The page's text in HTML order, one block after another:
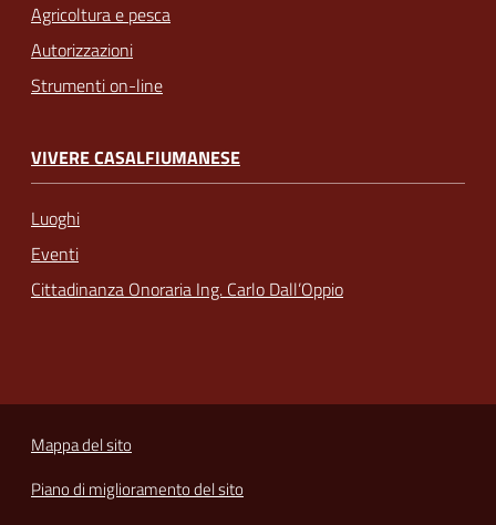
Agricoltura e pesca
Autorizzazioni
Strumenti on-line
VIVERE CASALFIUMANESE
Luoghi
Eventi
Cittadinanza Onoraria Ing. Carlo Dall’Oppio
Mappa del sito
Piano di miglioramento del sito